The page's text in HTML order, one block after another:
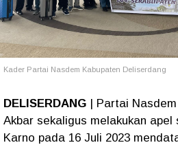
Kader Partai Nasdem Kabupaten Deliserdang
DELISERDANG | Partai
Akbar sekaligus melakukan
Karno pada 16 Juli 2023